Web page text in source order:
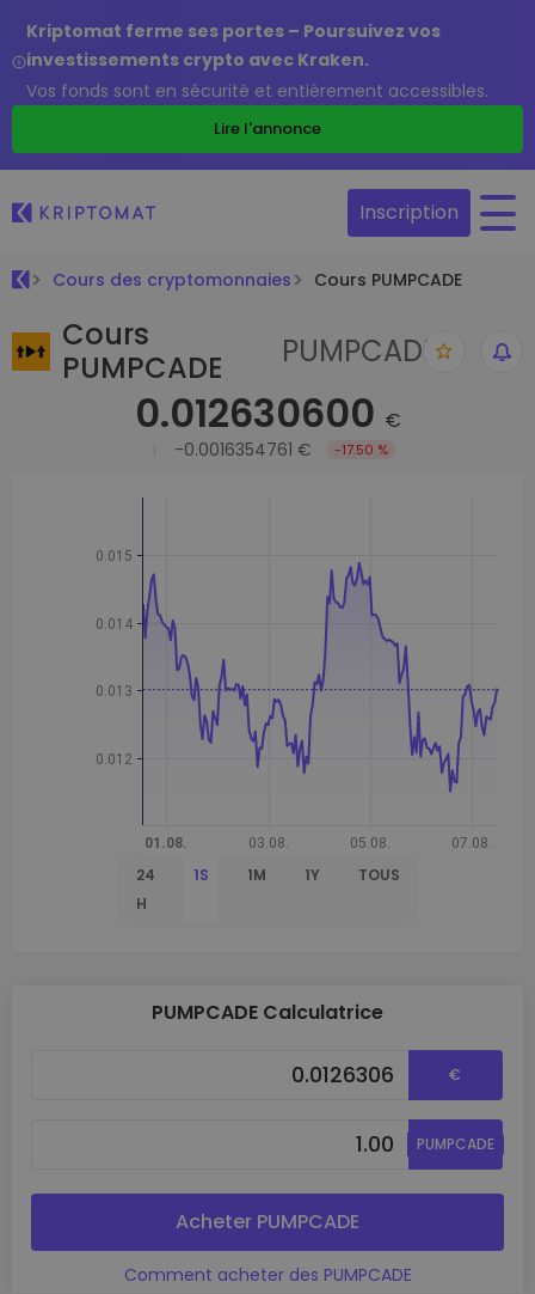
Kriptomat ferme ses portes – Poursuivez vos
investissements crypto avec Kraken.
Vos fonds sont en sécurité et entièrement accessibles.
Lire l'annonce
Inscription
Cours des cryptomonnaies Cours PUMPCADE
Cours
PUMPCADE
PUMPCADE
0.012630600 €
-0.0016354761 € -17.50 %
24
H
1S 1M 1Y TOUS
PUMPCADE Calculatrice
€
PUMPCADE
Acheter PUMPCADE
Comment acheter des PUMPCADE